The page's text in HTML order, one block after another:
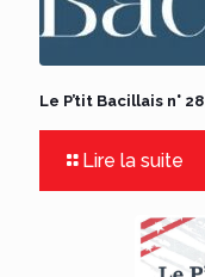
Le P’tit Bacillais n° 28
Lire la suite